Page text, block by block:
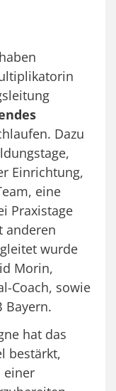
haben
Dazu
Einrichtung,
eine
Praxistage
anderen
wurde
Morin,
Coach, sowie
Bayern.
hat das
bestärkt,
einer